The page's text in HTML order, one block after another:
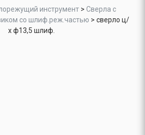
инструмент > Сверла с
со шлиф.реж.частью > сверло ц/
х ф13,5 шлиф.